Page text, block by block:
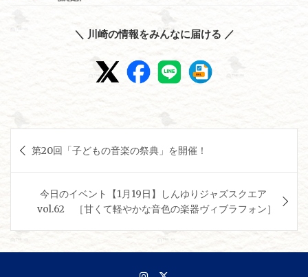
＼ 川崎の情報をみんなに届ける ／
稿
ゲ
ー
第20回「子どもの音楽の祭典」を開催！
今日のイベント【1月19日】しんゆりジャズスクエア
vol.62 ［甘くて軽やかな音色の楽器ヴィブラフォン］